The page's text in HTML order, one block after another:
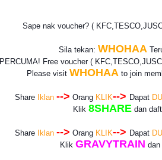
Sape nak voucher? (
Sila tekan: WHOHAA
PERCUMA! Free voucher(
Please visitWHOHAA to join
Share Iklan --> Orang KLIK--> Dapat
Klik8SHARE dan
Share Iklan --> Orang KLIK--> Dapat
Klik GRAVYTRAIN